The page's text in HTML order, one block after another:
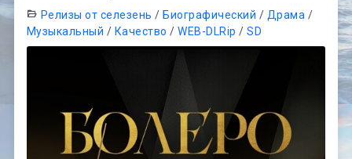
Релизы от селезень /Биографический / Драма /
Музыкальный / Качество /WEB-DLRip /SD